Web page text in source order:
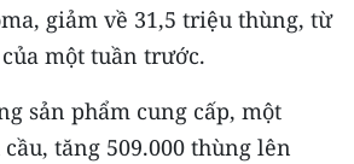
giảm về 31,5 triệu thùng, từ
một tuần trước.
sản phẩm cung cấp, một
tăng 509.000 thùng lên